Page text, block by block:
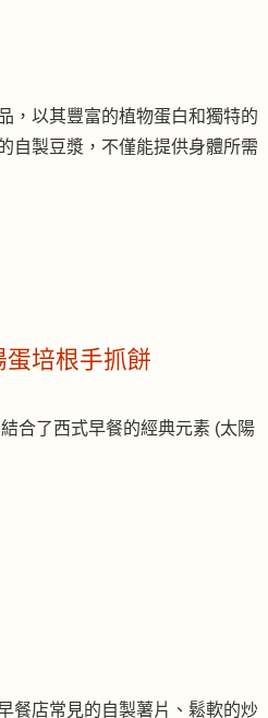
，以其豐富的植物蛋白和獨特的
自製豆漿，不僅能提供身體所需
培根手抓餅
合了西式早餐的經典元素 (太陽
餐店常見的自製薯片、鬆軟的炒